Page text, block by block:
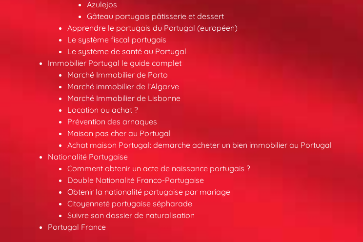
Azulejos
Gâteau portugais pâtisserie et dessert
Apprendre le portugais du Portugal (européen)
Le système fiscal portugais
Le système de santé au Portugal
Immobilier Portugal le guide complet
Marché Immobilier de Porto
Marché immobilier de l’Algarve
Marché Immobilier de Lisbonne
Location ou achat ?
Prévention des arnaques
Maison pas cher au Portugal
Achat maison Portugal: demarche acheter un bien immobilier au Portugal
Nationalité Portugaise
Comment obtenir un acte de naissance portugais ?
Double Nationalité Franco-Portugaise
Obtenir la nationalité portugaise par mariage
Citoyenneté portugaise sépharade
Suivre son dossier de naturalisation
Portugal France